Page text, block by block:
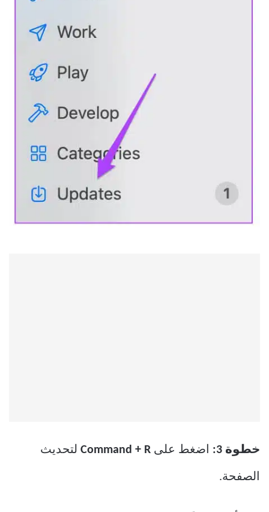
خطوة 3: اضغط على Command + R لتحديث
الصفحة.